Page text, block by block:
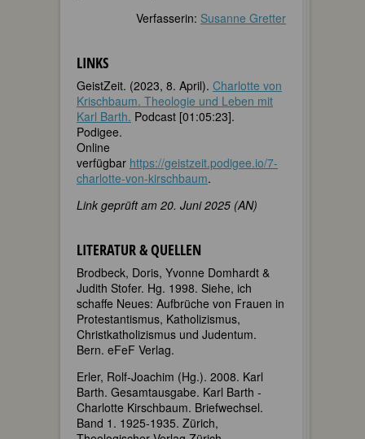
Verfasserin: Susanne Gretter
LINKS
GeistZeit. (2023, 8. April). Charlotte von
Krischbaum. Theologie und Leben mit
Karl Barth. Podcast [01:05:23].
Podigee.
Online
verfügbar https://geistzeit.podigee.io/7-
charlotte-von-kirschbaum.
Link geprüft am 20. Juni 2025 (AN)
LITERATUR & QUELLEN
Brodbeck, Doris, Yvonne Domhardt &
Judith Stofer. Hg. 1998. Siehe, ich
schaffe Neues: Aufbrüche von Frauen in
Protestantismus, Katholizismus,
Christkatholizismus und Judentum.
Bern. eFeF Verlag.
Erler, Rolf-Joachim (Hg.). 2008. Karl
Barth. Gesamtausgabe. Karl Barth -
Charlotte Kirschbaum. Briefwechsel.
Band 1. 1925-1935. Zürich,